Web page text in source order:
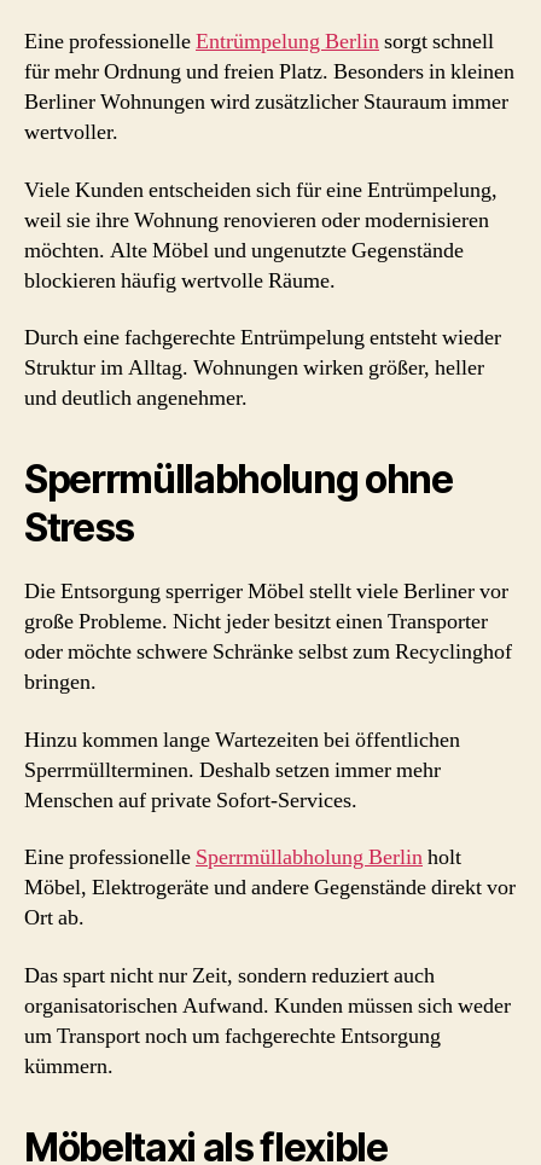
Eine professionelleEntrümpelung Berlinsorgt schnell
für mehr Ordnung und freien Platz. Besonders in kleinen
Berliner Wohnungen wird zusätzlicher Stauraum immer
wertvoller.
Viele Kunden entscheiden sich für eine Entrümpelung,
weil sie ihre Wohnung renovieren oder modernisieren
möchten. Alte Möbel und ungenutzte Gegenstände
blockieren häufig wertvolle Räume.
Durch eine fachgerechte Entrümpelung entsteht wieder
Struktur im Alltag. Wohnungen wirken größer, heller
und deutlich angenehmer.
Sperrmüllabholung ohne
Stress
Die Entsorgung sperriger Möbel stellt viele Berliner vor
große Probleme. Nicht jeder besitzt einen Transporter
oder möchte schwere Schränke selbst zum Recyclinghof
bringen.
Hinzu kommen lange Wartezeiten bei öffentlichen
Sperrmüllterminen. Deshalb setzen immer mehr
Menschen auf private Sofort-Services.
Eine professionelle Sperrmüllabholung Berlinholt
Möbel, Elektrogeräte und andere Gegenstände direkt vor
Ort ab.
Das spart nicht nur Zeit, sondern reduziert auch
organisatorischen Aufwand. Kunden müssen sich weder
um Transport noch um fachgerechte Entsorgung
kümmern.
Möbeltaxi als flexible